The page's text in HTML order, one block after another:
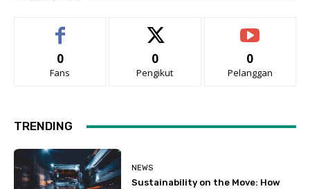
0
Fans
0
Pengikut
0
Pelanggan
TRENDING
NEWS
Sustainability on the Move: How